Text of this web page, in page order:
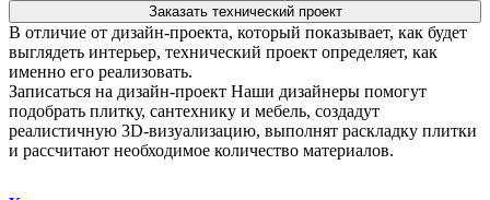
Заказать технический проект
В отличие от дизайн-проекта, который показывает, как будет
выглядеть интерьер, технический проект определяет, как
именно его реализовать.
Записаться на дизайн-проект Наши дизайнеры помогут
подобрать плитку, сантехнику и мебель, создадут
реалистичную 3D-визуализацию, выполнят раскладку плитки
и рассчитают необходимое количество материалов.